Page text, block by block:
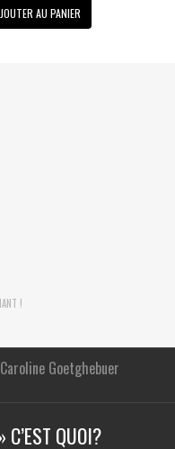
AU PANIER
!
Goetghebuer
QUOI?